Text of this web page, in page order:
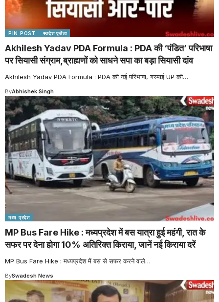
PIN POST स्वदेश एजेंडा
Akhilesh Yadav PDA Formula : PDA की ‘पंडित’ परिभाषा
पर सियासी संग्राम,ब्राह्मणों को साधने सपा का बड़ा सियासी दांव
Akhilesh Yadav PDA Formula : PDA की नई परिभाषा, गरमाई UP की…
ByAbhishek Singh
मध्य प्रदेश
MP Bus Fare Hike : मध्यप्रदेश में बस यात्रा हुई महंगी, रात के
सफर पर देना होगा 10% अतिरिक्त किराया, जानें नई किराया दरें
MP Bus Fare Hike : मध्यप्रदेश में बस से सफर करने वाले…
BySwadesh News